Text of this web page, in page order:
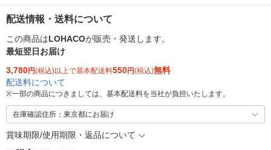
配送情報・送料について
この商品はLOHACOが販売・発送します。
最短翌日お届け
3,780円(税込)以上で基本配送料550円(税込)無料
配送料について
※一部の商品につきましては、基本配送料を当社が負担いたします。
在庫確認住所：東京都にお届け
賞味期限/使用期限・返品について